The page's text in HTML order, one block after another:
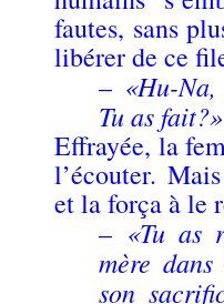
fautes, sans
libérer de ce
– «Hu-
Tu as fait?»
Effrayée, la
l’écouter.
et la força à le
– «Tu as
mère
son